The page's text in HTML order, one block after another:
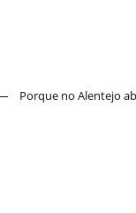
Porque no Alentejo